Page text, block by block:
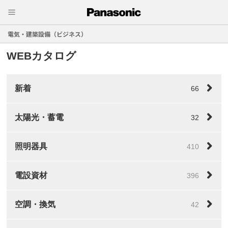
電気・建築設備（ビジネス）
WEBカタログ
新着 66
太陽光・蓄電 32
照明器具 410
電設資材 396
空調・換気 42